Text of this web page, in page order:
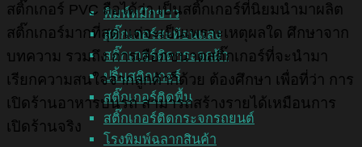
พิมพ์หมึกขาว
สติ๊กเกอร์สะท้อนแสง
สติ๊กเกอร์ติดกระจกฝ้า
ปริ้นสติกเกอร์
สติ๊กเกอร์ติดพื้น
สติ๊กเกอร์ติดกระจกรถยนต์
โรงพิมพ์ฉลากสินค้า
สติ๊กเกอร์ PVC ถือได้ว่า เป็นสติ๊กเกอร์ที่นิยมนำมาผลิต
สติ๊กเกอร์มากที่สุด แต่จะเป็นเพราะเหตุผลใด ศึกษาจาก
บทความ รวมถึง การเลือกขนาดสติ๊กเกอร์ที่จะนำมา
เรียกความสนใจจากลูกค้าก็ด้วย ต้องศึกษา เพื่อที่ว่า การ
เปิดร้านอาหารบนรถ สามารถสร้างรายได้เหมือนการ
เปิดร้านจริง